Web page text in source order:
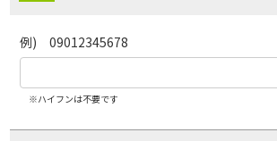
例) 09012345678
※ハイフンは不要です